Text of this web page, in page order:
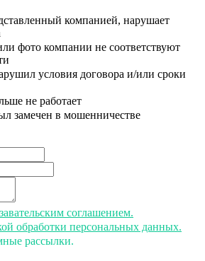
компанией, нарушает
фото компании не соответствуют
условия договора и/или сроки
не работает
замечен в мошенничестве
соглашением.
обработки персональных данных.
рассылки.